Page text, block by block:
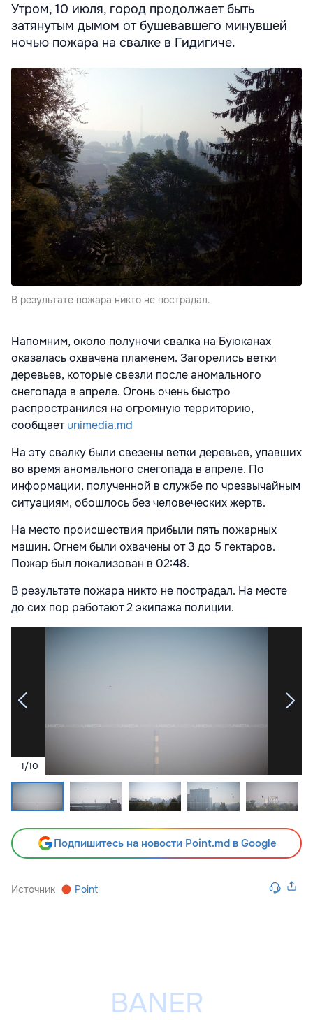
Утром, 10 июля, город продолжает быть
затянутым дымом от бушевавшего минувшей
ночью пожара на свалке в Гидигиче.
В результате пожара никто не пострадал.
Напомним, около полуночи свалка на Буюканах
оказалась охвачена пламенем. Загорелись ветки
деревьев, которые свезли после аномального
снегопада в апреле. Огонь очень быстро
распространился на огромную территорию,
сообщаетunimedia.md
На эту свалку были свезены ветки деревьев, упавших
во время аномального снегопада в апреле. По
информации, полученной в службе по чрезвычайным
ситуациям, обошлось без человеческих жертв.
На место происшествия прибыли пять пожарных
машин. Огнем были охвачены от 3 до 5 гектаров.
Пожар был локализован в 02:48.
В результате пожара никто не пострадал. На месте
до сих пор работают 2 экипажа полиции.
1/10
Подпишитесь на новости Point.md в Google
Источник Point